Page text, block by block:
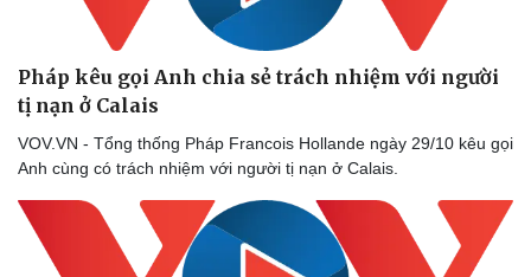
Pháp kêu gọi Anh chia sẻ trách nhiệm với người
tị nạn ở Calais
VOV.VN - Tổng thống Pháp Francois Hollande ngày 29/10 kêu gọi
Anh cùng có trách nhiệm với người tị nạn ở Calais.